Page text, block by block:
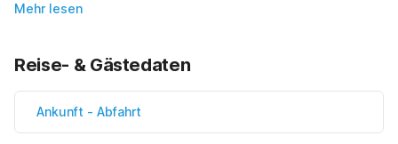
Mehr lesen
Reise- & Gästedaten
Ankunft - Abfahrt